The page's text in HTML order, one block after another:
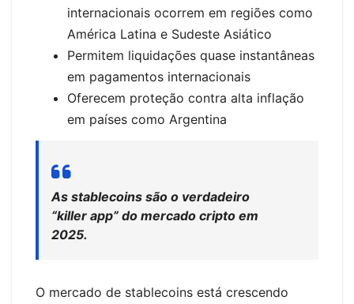
internacionais ocorrem em regiões como
América Latina e Sudeste Asiático
Permitem liquidações quase instantâneas
em pagamentos internacionais
Oferecem proteção contra alta inflação
em países como Argentina
As stablecoins são o verdadeiro
“killer app” do mercado cripto em
2025.
O mercado de stablecoins está crescendo